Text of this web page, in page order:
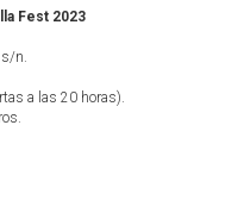
Fest 2023
s/n.
a las 20 horas).